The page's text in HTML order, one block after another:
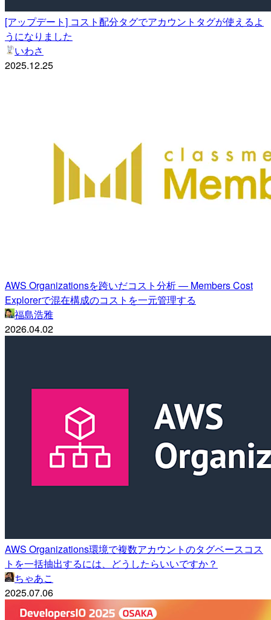
[アップデート] コスト配分タグでアカウントタグが使えるよ
うになりました
いわさ
2025.12.25
AWS Organizationsを跨いだコスト分析 — Members Cost
Explorerで混在構成のコストを一元管理する
福島浩雅
2026.04.02
AWS Organizations環境で複数アカウントのタグベースコス
トを一括抽出するには、どうしたらいいですか？
ちゃあこ
2025.07.06